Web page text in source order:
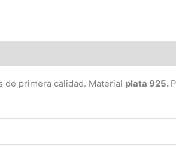
de primera calidad. Material plata 925.